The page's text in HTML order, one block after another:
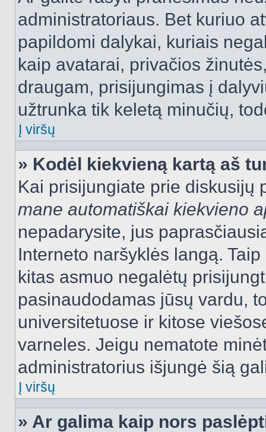
administratoriaus. Bet kuriuo
papildomi dalykai, kuriais
kaip avatarai, privačios
draugam, prisijungimas į
užtrunka tik keletą minučių,
Į viršų
» Kodėl kiekvieną kartą aš
Kai prisijungiate prie diskusijų
mane automatiškai kiekvieno
nepadarysite, jus
Interneto naršyklės langą.
kitas asmuo negalėtų
pasinaudodamas jūsų vardu,
universitetuose ir kitose
varneles. Jeigu nematote
administratorius išjungė šią
Į viršų
» Ar galima kaip nors